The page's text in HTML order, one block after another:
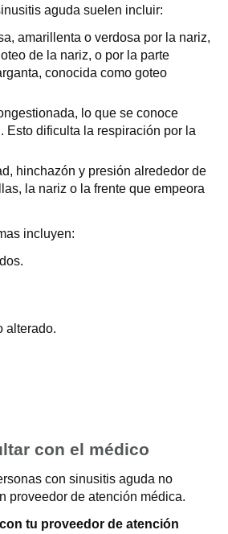
aguda suelen incluir:
amarillenta o verdosa por la nariz,
de la nariz, o por la parte
conocida como goteo
lo que se conoce
Esto dificulta la respiración por la
hinchazón y presión alrededor de
la nariz o la frente que empeora
incluyen:
alterado.
con el médico
con sinusitis aguda no
proveedor de atención médica.
tu proveedor de atención